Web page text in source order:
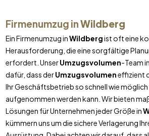
Firmenumzug inWildberg
Ein Firmenumzug inWildbergist oft eine
Herausforderung, die eine sorgfältige
erfordert. UnserUmzugsvolumen-Team in
dafür, dass derUmzugsvolumeneffizient
Ihr Geschäftsbetrieb so schnell wie
aufgenommen werden kann. Wir bieten
Lösungen für Unternehmen jeder Größe in
kümmern uns um die sichere Verlagerung